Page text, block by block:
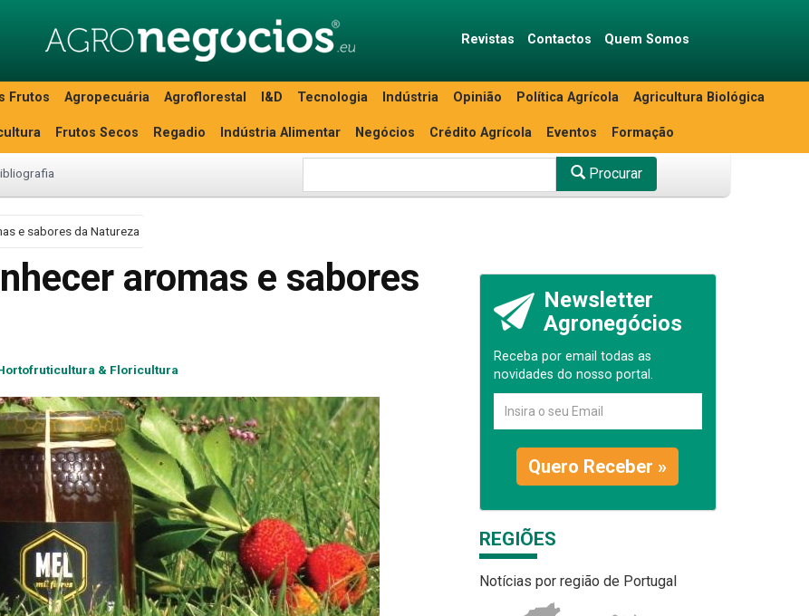
Revistas Contactos Quem Somos
Frutos Agropecuária Agroflorestal I&D Tecnologia Indústria Opinião Política Agrícola Agricultura Biológica
Frutos Secos Regadio Indústria Alimentar Negócios Crédito Agrícola Eventos Formação
Procurar
e sabores da Natureza
aromas e sabores
& Floricultura
Newsletter
Agronegócios
Receba por email todas as
novidades do nosso portal.
Quero Receber »
REGIÕES
Notícias por região de Portugal